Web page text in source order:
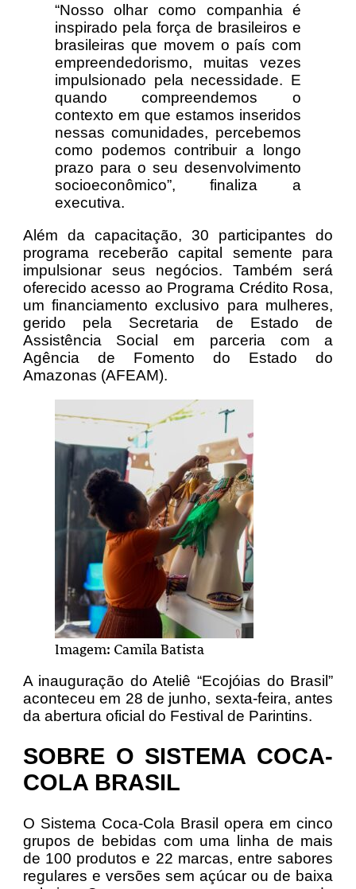
“Nosso olhar como companhia é
inspirado pela força de brasileiros e
brasileiras que movem o país com
empreendedorismo, muitas vezes
impulsionado pela necessidade. E
quando compreendemos o
contexto em que estamos inseridos
nessas comunidades, percebemos
como podemos contribuir a longo
prazo para o seu desenvolvimento
socioeconômico”, finaliza a
executiva.
Além da capacitação, 30 participantes do
programa receberão capital semente para
impulsionar seus negócios. Também será
oferecido acesso ao Programa Crédito Rosa,
um financiamento exclusivo para mulheres,
gerido pela Secretaria de Estado de
Assistência Social em parceria com a
Agência de Fomento do Estado do
Amazonas (AFEAM).
Imagem: Camila Batista
A inauguração do Ateliê “Ecojóias do Brasil”
aconteceu em 28 de junho, sexta-feira, antes
da abertura oficial do Festival de Parintins.
SOBRE O SISTEMA COCA-
COLA BRASIL
O Sistema Coca-Cola Brasil opera em cinco
grupos de bebidas com uma linha de mais
de 100 produtos e 22 marcas, entre sabores
regulares e versões sem açúcar ou de baixa